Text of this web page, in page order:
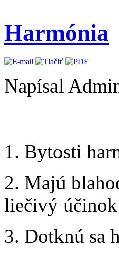
Harmónia
Napísal
1. Bytosti
2. Majú
liečivý
3. Dotknú sa